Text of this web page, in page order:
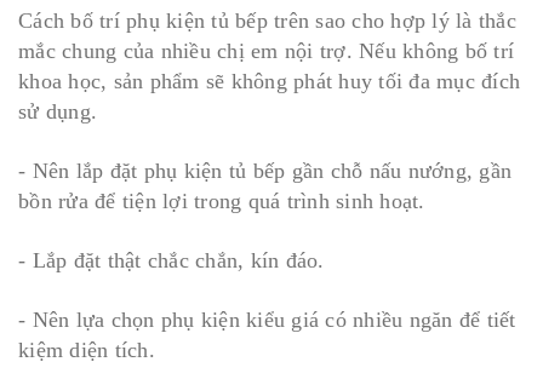
Cách bố trí phụ kiện tủ bếp trên sao cho hợp lý là thắc
mắc chung của nhiều chị em nội trợ. Nếu không bố trí
khoa học, sản phẩm sẽ không phát huy tối đa mục đích
sử dụng.
- Nên lắp đặt phụ kiện tủ bếp gần chỗ nấu nướng, gần
bồn rửa để tiện lợi trong quá trình sinh hoạt.
- Lắp đặt thật chắc chắn, kín đáo.
- Nên lựa chọn phụ kiện kiểu giá có nhiều ngăn để tiết
kiệm diện tích.